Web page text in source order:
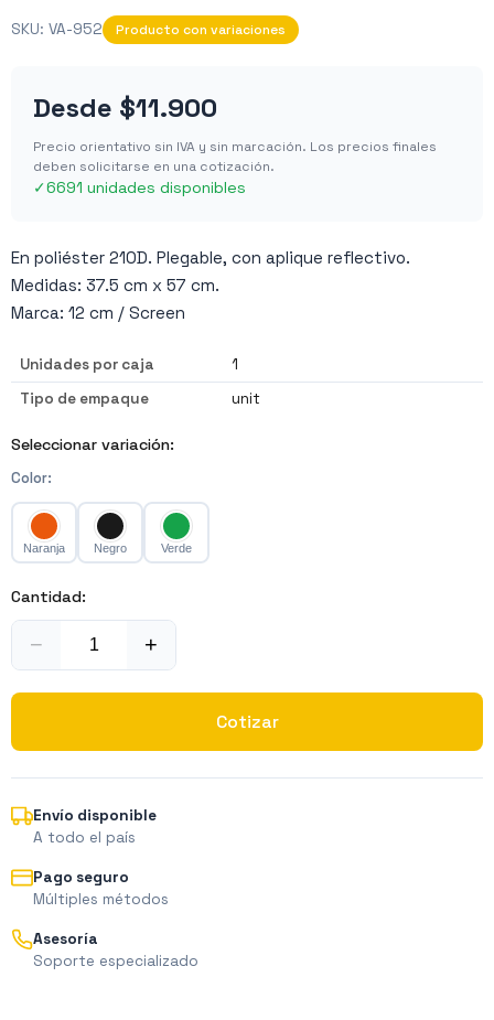
SKU: VA-952 Producto con variaciones
Desde $11.900
Precio orientativo sin IVA y sin marcación. Los precios finales
deben solicitarse en una cotización.
✓6691 unidades disponibles
En poliéster 210D. Plegable, con aplique reflectivo.
Medidas: 37.5 cm x 57 cm.
Marca: 12 cm / Screen
Unidades por caja
1
Tipo de empaque
unit
Seleccionar variación:
Color:
Naranja Negro Verde
Cantidad:
− +
Cotizar
Envío disponible
A todo el país
Pago seguro
Múltiples métodos
Asesoría
Soporte especializado